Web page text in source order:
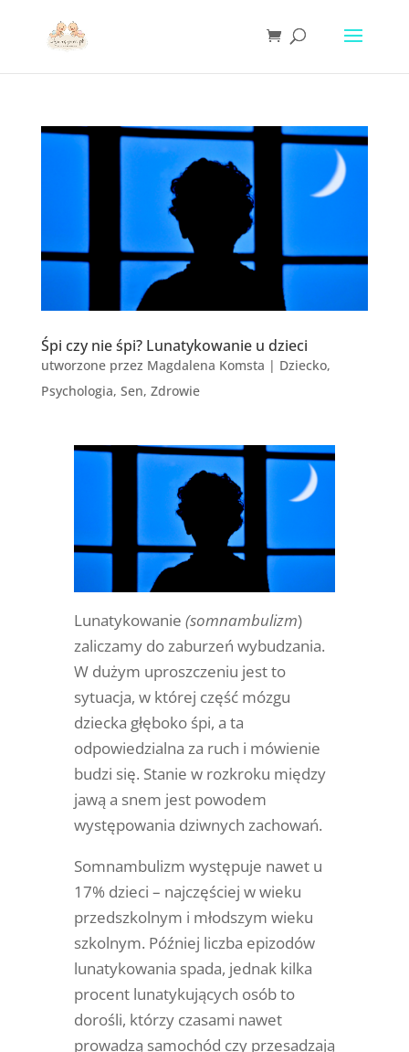
Śpi czy nie śpi? Lunatykowanie u dzieci
utworzone przez Magdalena Komsta | Dziecko,
Psychologia, Sen, Zdrowie
Lunatykowanie (somnambulizm)
zaliczamy do zaburzeń wybudzania.
W dużym uproszczeniu jest to
sytuacja, w której część mózgu
dziecka głęboko śpi, a ta
odpowiedzialna za ruch i mówienie
budzi się. Stanie w rozkroku między
jawą a snem jest powodem
występowania dziwnych zachowań.
Somnambulizm występuje nawet u
17% dzieci – najczęściej w wieku
przedszkolnym i młodszym wieku
szkolnym. Później liczba epizodów
lunatykowania spada, jednak kilka
procent lunatykujących osób to
dorośli, którzy czasami nawet
prowadzą samochód czy przesadzają